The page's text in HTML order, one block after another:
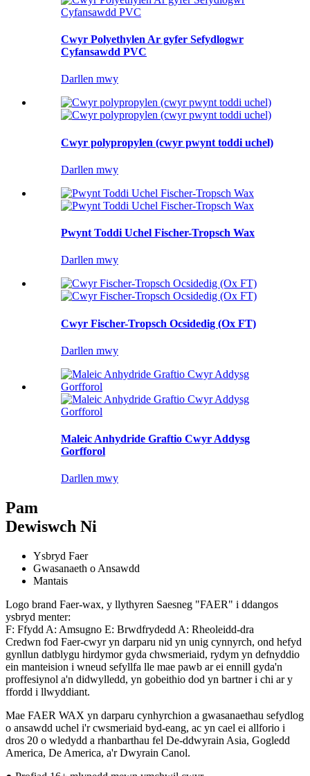
Cwyr Polyethylen Ar gyfer Sefydlogwr
Cyfansawdd PVC
Darllen mwy
Cwyr polypropylen (cwyr pwynt toddi uchel)
Darllen mwy
Pwynt Toddi Uchel Fischer-Tropsch Wax
Darllen mwy
Cwyr Fischer-Tropsch Ocsidedig (Ox FT)
Darllen mwy
Maleic Anhydride Graftio Cwyr Addysg
Gorfforol
Darllen mwy
Pam
Dewiswch Ni
Ysbryd Faer
Gwasanaeth o Ansawdd
Mantais
Logo brand Faer-wax, y llythyren Saesneg "FAER" i ddangos
ysbryd menter:
F: Ffydd A: Amsugno E: Brwdfrydedd A: Rheoleidd-dra
Credwn fod Faer-cwyr yn darparu nid yn unig cynnyrch, ond hefyd
gynllun datblygu hirdymor gyda chwsmeriaid, rydym yn defnyddio
ein manteision i wneud sefyllfa lle mae pawb ar ei ennill gyda'n
proffesiynol a'n didwylledd, yn gobeithio dod yn bartner i chi ar y
ffordd i llwyddiant.
Mae FAER WAX yn darparu cynhyrchion a gwasanaethau sefydlog
o ansawdd uchel i'r cwsmeriaid byd-eang, ac yn cael ei allforio i
dros 20 o wledydd a rhanbarthau fel De-ddwyrain Asia, Gogledd
America, De America, a'r Dwyrain Canol.